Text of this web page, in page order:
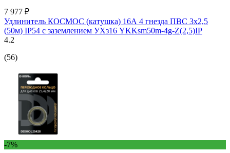
7 977 ₽
Удлинитель КОСМОС (катушка) 16А 4 гнезда ПВС 3х2,5
(50м) IP54 с заземлением УХз16 YKKsm50m-4g-Z(2,5)IP
4.2
(56)
-7%